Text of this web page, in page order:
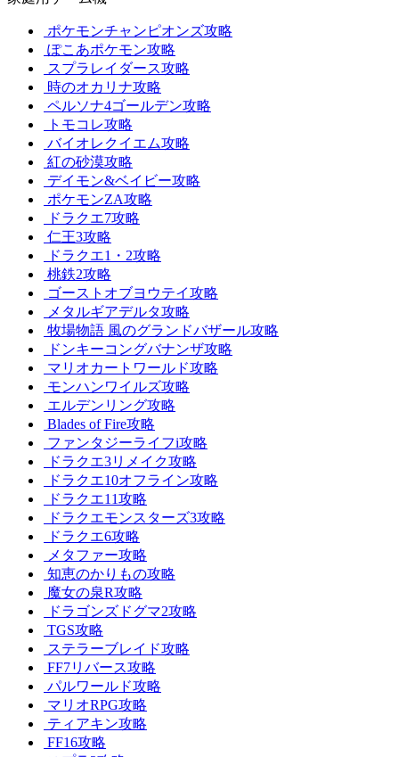
ポケモンチャンピオンズ攻略
ぽこあポケモン攻略
スプラレイダース攻略
時のオカリナ攻略
ペルソナ4ゴールデン攻略
トモコレ攻略
バイオレクイエム攻略
紅の砂漠攻略
デイモン&ベイビー攻略
ポケモンZA攻略
ドラクエ7攻略
仁王3攻略
ドラクエ1・2攻略
桃鉄2攻略
ゴーストオブヨウテイ攻略
メタルギアデルタ攻略
牧場物語 風のグランドバザール攻略
ドンキーコングバナンザ攻略
マリオカートワールド攻略
モンハンワイルズ攻略
エルデンリング攻略
Blades of Fire攻略
ファンタジーライフi攻略
ドラクエ3リメイク攻略
ドラクエ10オフライン攻略
ドラクエ11攻略
ドラクエモンスターズ3攻略
ドラクエ6攻略
メタファー攻略
知恵のかりもの攻略
魔女の泉R攻略
ドラゴンズドグマ2攻略
TGS攻略
ステラーブレイド攻略
FF7リバース攻略
パルワールド攻略
マリオRPG攻略
ティアキン攻略
FF16攻略